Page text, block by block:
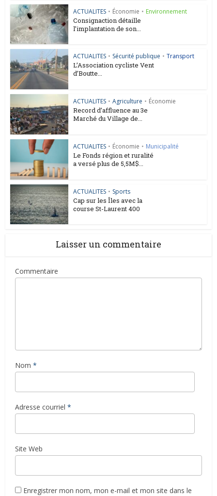
ACTUALITES • Économie • Environnement
Consignaction détaille
l’implantation de son...
ACTUALITES • Sécurité publique • Transport
L’Association cycliste Vent
d’Boutte...
ACTUALITES • Agriculture • Économie
Record d’affluence au 3e
Marché du Village de...
ACTUALITES • Économie • Municipalité
Le Fonds région et ruralité
a versé plus de 5,5M$...
ACTUALITES • Sports
Cap sur les Îles avec la
course St-Laurent 400
Laisser un commentaire
Commentaire
Nom *
Adresse courriel *
Site Web
Enregistrer mon nom, mon e-mail et mon site dans le